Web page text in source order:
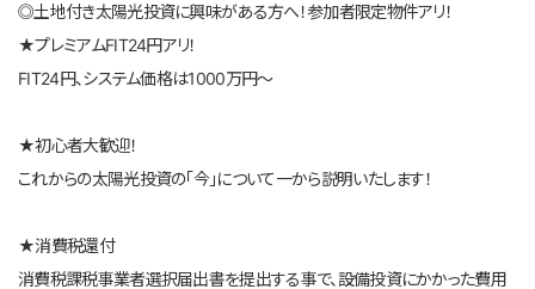
◎土地付き太陽光投資に興味がある方へ！参加者限定物件アリ！
★プレミアムFIT24円アリ！
FIT24円、システム価格は1000万円～
★初心者大歓迎！
これからの太陽光投資の「今」について一から説明いたします！
★消費税還付
消費税課税事業者選択届出書を提出する事で、設備投資にかかった費用